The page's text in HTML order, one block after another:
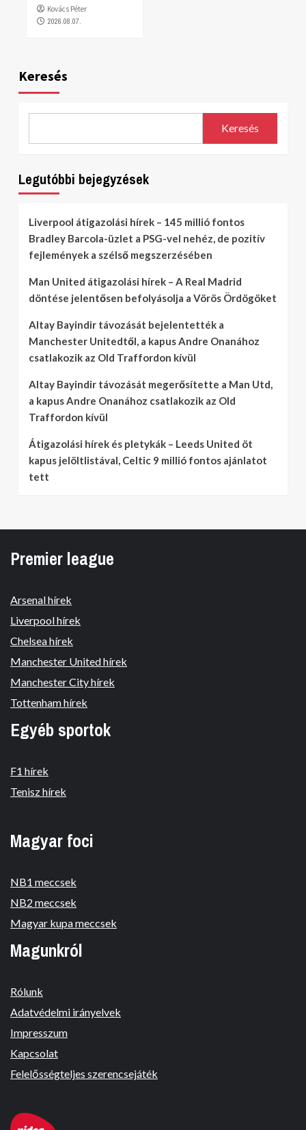
Kovács Péter
2026.08.07.
Keresés
Keresés
Legutóbbi bejegyzések
Liverpool átigazolási hírek – 145 millió fontos
Bradley Barcola-üzlet a PSG-vel nehéz, de pozitív
fejlemények a szélső megszerzésében
Man United átigazolási hírek – A Real Madrid
döntése jelentősen befolyásolja a Vörös Ördögöket
Altay Bayindir távozását bejelentették a
Manchester Unitedtől, a kapus Andre Onanához
csatlakozik az Old Traffordon kívül
Altay Bayindir távozását megerősítette a Man Utd,
a kapus Andre Onanához csatlakozik az Old
Traffordon kívül
Átigazolási hírek és pletykák – Leeds United öt
kapus jelöltlistával, Celtic 9 millió fontos ajánlatot
tett
Premier league
Arsenal hírek
Liverpool hírek
Chelsea hírek
Manchester United hírek
Manchester City hírek
Tottenham hírek
Egyéb sportok
F1 hírek
Tenisz hírek
Magyar foci
NB1 meccsek
NB2 meccsek
Magyar kupa meccsek
Magunkról
Rólunk
Adatvédelmi irányelvek
Impresszum
Kapcsolat
Felelősségteljes szerencsejáték